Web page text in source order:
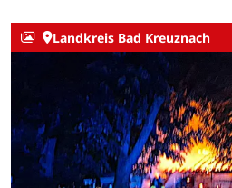
Landkreis Bad Kreuznach